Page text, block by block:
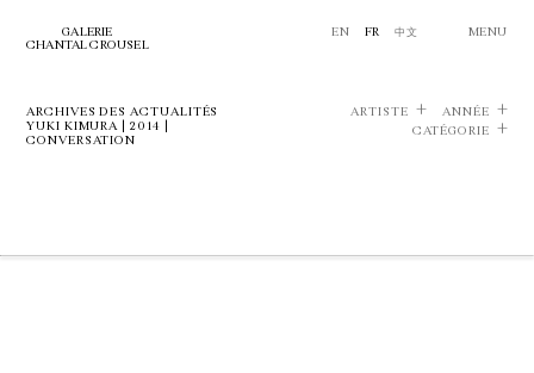
GALERIE
CHANTAL CROUSEL
EN FR 中文 MENU
ARCHIVES DES ACTUALITÉS
YUKI KIMURA | 2014 |
CONVERSATION
ARTISTE
ANNÉE
CATÉGORIE